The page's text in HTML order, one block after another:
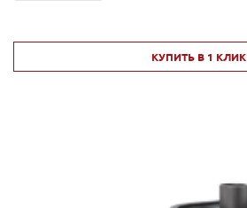
КУПИТЬ В 1 КЛИК